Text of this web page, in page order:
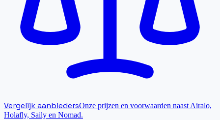
Vergelijk aanbiedersOnze prijzen en voorwaarden naast Airalo,
Holafly, Saily en Nomad.